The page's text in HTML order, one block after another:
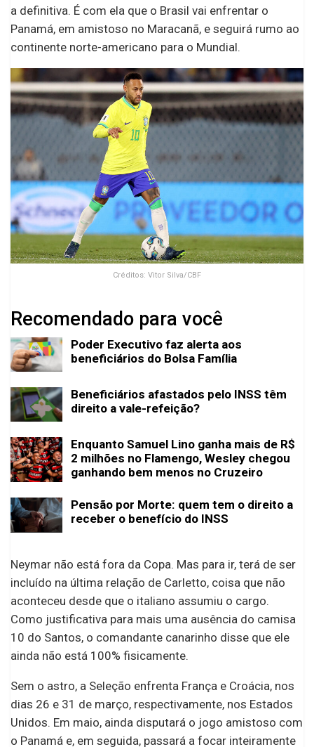
a definitiva. É com ela que o Brasil vai enfrentar o
Panamá, em amistoso no Maracanã, e seguirá rumo ao
continente norte-americano para o Mundial.
Créditos: Vitor Silva/CBF
Recomendado para você
Poder Executivo faz alerta aos
beneficiários do Bolsa Família
Beneficiários afastados pelo INSS têm
direito a vale-refeição?
Enquanto Samuel Lino ganha mais de R$
2 milhões no Flamengo, Wesley chegou
ganhando bem menos no Cruzeiro
Pensão por Morte: quem tem o direito a
receber o benefício do INSS
Neymar não está fora da Copa. Mas para ir, terá de ser
incluído na última relação de Carletto, coisa que não
aconteceu desde que o italiano assumiu o cargo.
Como justificativa para mais uma ausência do camisa
10 do Santos, o comandante canarinho disse que ele
ainda não está 100% fisicamente.
Sem o astro, a Seleção enfrenta França e Croácia, nos
dias 26 e 31 de março, respectivamente, nos Estados
Unidos. Em maio, ainda disputará o jogo amistoso com
o Panamá e, em seguida, passará a focar inteiramente